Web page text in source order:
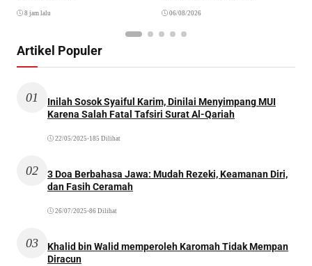
8 jam lalu 06/08/2026
Artikel Populer
01
Inilah Sosok Syaiful Karim, Dinilai Menyimpang MUI
Karena Salah Fatal Tafsiri Surat Al-Qariah
22/05/2025 •185 Dilihat
02
3 Doa Berbahasa Jawa: Mudah Rezeki, Keamanan Diri,
dan Fasih Ceramah
26/07/2025 •86 Dilihat
03
Khalid bin Walid memperoleh Karomah Tidak Mempan
Diracun